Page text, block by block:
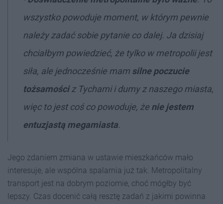
wszystko powoduje moment, w którym pewnie
należy zadać sobie pytanie co dalej. Ja dzisiaj
chciałbym powiedzieć, że tylko w metropolii jest
siła, ale jednocześnie mam silne poczucie
tożsamościz Tychami i dumy z naszego miasta,
więc to jest coś co powoduje, że nie jestem
entuzjastą megamiasta.
Jego zdaniem zmiana w ustawie mieszkańców mało
interesuje, ale wspólna spalarnia już tak. Metropolitalny
transport jest na dobrym poziomie, choć mógłby być
lepszy. Czas docenić całą resztę zadań z jakimi powinna